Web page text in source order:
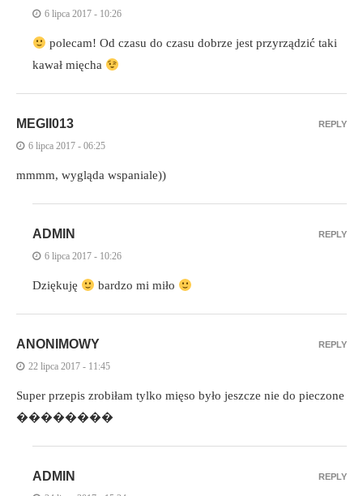
6 lipca 2017 - 10:26
polecam! Od czasu do czasu dobrze jest przyrządzić taki
kawał mięcha
MEGII013
6 lipca 2017 - 06:25
mmmm, wygląda wspaniale))
REPLY
ADMIN
6 lipca 2017 - 10:26
Dziękuję bardzo mi miło
REPLY
ANONIMOWY
22 lipca 2017 - 11:45
Super przepis zrobiłam tylko mięso było jeszcze nie do pieczone
��������
REPLY
ADMIN REPLY